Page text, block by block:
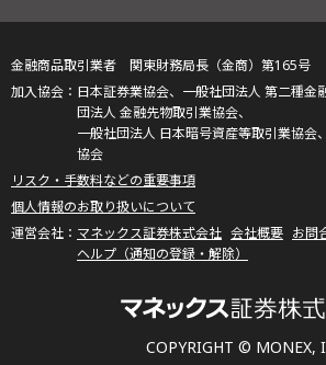
COPYRIGHT © MONEX,
金融商品取引業者 関東財務局長（金商）第165号
日本証券業協会、一般社団法人 第二種金
団法人 金融先物取引業協会、
一般社団法人 日本暗号資産等取引業協会
協会
リスク・手数料などの重要事項
個人情報のお取り扱いについて
マネックス証券株式会社 会社概要 お問
ヘルプ（通知の登録・解除）